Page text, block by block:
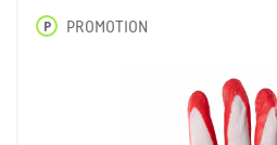
P PROMOTION